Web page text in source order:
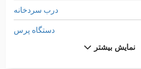
درب سردخانه
دستگاه پرس
نمایش بیشتر